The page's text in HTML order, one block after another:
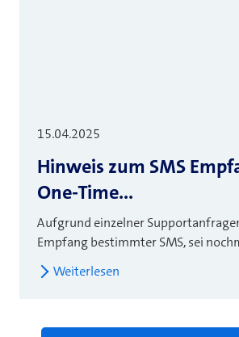
15.04.2025
Hinweis zum SMS
One-Time...
Aufgrund einzelner
Empfang bestimmter SMS, sei
Weiterlesen